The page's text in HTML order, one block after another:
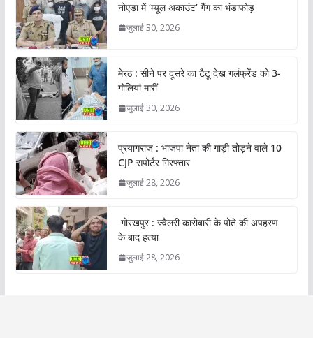
नोएडा में ‘म्यूल अकाउंट’ गैंग का भंडाफोड़
जुलाई 30, 2026
मेरठ : सीने पर दूसरे का टैटू देख गर्लफ्रेंड को 3-
गोलियां मारीं
जुलाई 30, 2026
प्रयागराज : भाजपा नेता की गाड़ी तोड़ने वाले 10
CJP सपोर्टर गिरफ्तार
जुलाई 28, 2026
गोरखपुर : ज्वैलरी कारोबारी के पोते की अपहरण
के बाद हत्या
जुलाई 28, 2026